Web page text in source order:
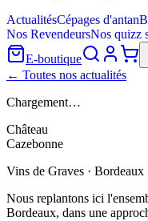
ActualitésCépages d'antan
Nos RevendeursNos quizz
E-boutique
← Toutes nos actualités
Chargement…
Château
Cazebonne
Vins de Graves · Bordeaux
Nous replantons ici
Bordeaux, dans une